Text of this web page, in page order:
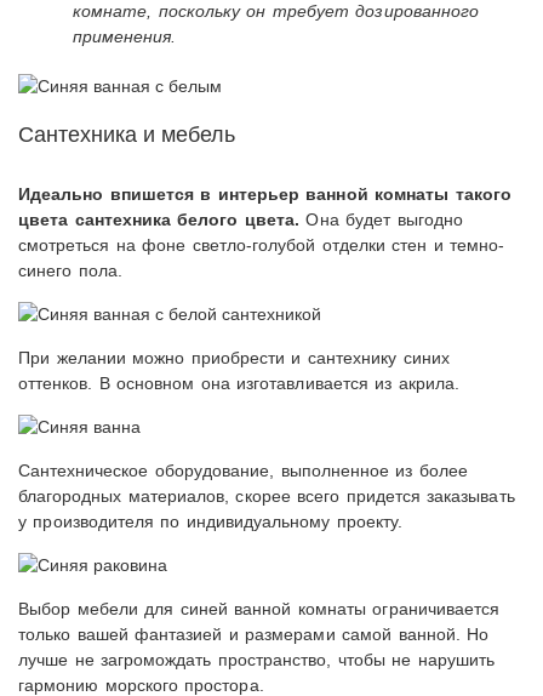
комнате, поскольку он требует дозированного
применения.
Сантехника и мебель
Идеально впишется в интерьер ванной комнаты такого
цвета сантехника белого цвета. Она будет выгодно
смотреться на фоне светло-голубой отделки стен и темно-
синего пола.
При желании можно приобрести и сантехнику синих
оттенков. В основном она изготавливается из акрила.
Сантехническое оборудование, выполненное из более
благородных материалов, скорее всего придется заказывать
у производителя по индивидуальному проекту.
Выбор мебели для синей ванной комнаты ограничивается
только вашей фантазией и размерами самой ванной. Но
лучше не загромождать пространство, чтобы не нарушить
гармонию морского простора.